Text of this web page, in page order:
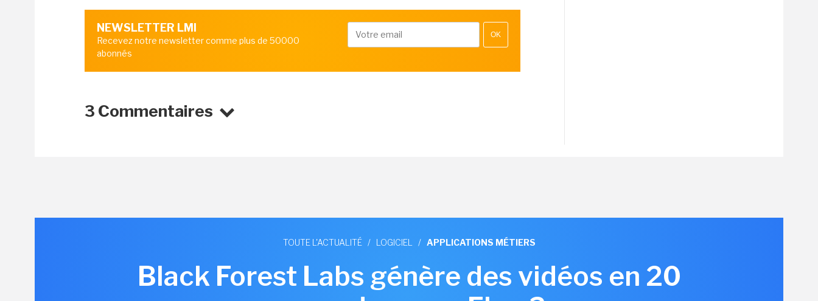
NEWSLETTER LMI
Recevez notre newsletter comme plus de 50000
abonnés
OK
3 Commentaires
TOUTE L'ACTUALITÉ / LOGICIEL / APPLICATIONS MÉTIERS
Black Forest Labs génère des vidéos en 20